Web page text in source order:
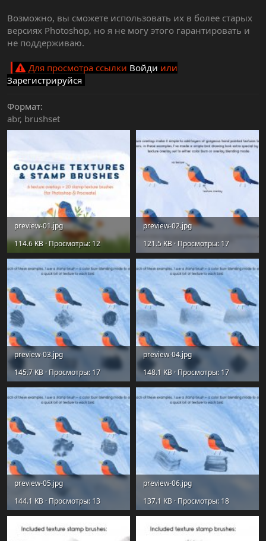
Возможно, вы сможете использовать их в более старых
версиях Photoshop, но я не могу этого гарантировать и
не поддерживаю.
Для просмотра ссылки Войди или
Зарегистрируйся
Формат
abr brushset
preview-01.jpg
114.6 KB · Просмотры: 12
preview-02.jpg
121.5 KB · Просмотры: 17
preview-03.jpg
145.7 KB · Просмотры: 17
preview-04.jpg
148.1 KB · Просмотры: 17
preview-05.jpg
144.1 KB · Просмотры: 13
preview-06.jpg
137.1 KB · Просмотры: 18